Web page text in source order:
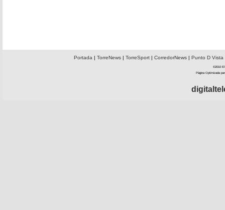
Portada | TorreNews| TorreSport| CorredorNews| Punto D Vista
©2010 El
Página Optimizada